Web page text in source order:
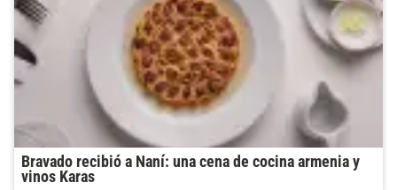
Bravado recibió a Naní: una cena de cocina armenia y
vinos Karas